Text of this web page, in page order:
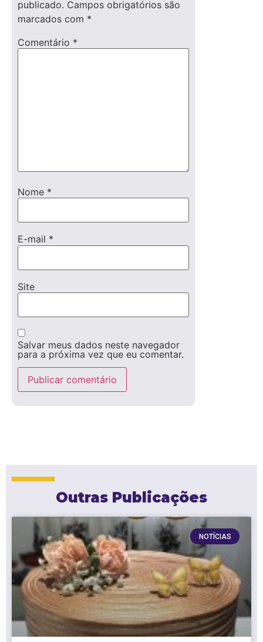
publicado. Campos obrigatórios são
marcados com *
Comentário *
Nome *
E-mail *
Site
Salvar meus dados neste navegador
para a próxima vez que eu comentar.
Outras Publicações
NOTÍCIAS